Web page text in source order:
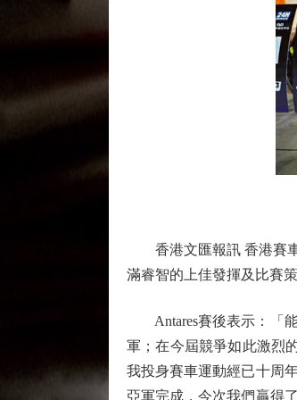
香港文匯報訊 香港賽車
滿睿智的上佳發揮及比賽
Antares賽後表示：「能
軍；在今屆競爭如此激烈
我投身賽車運動經已十周
亞軍完成，今次我們贏得